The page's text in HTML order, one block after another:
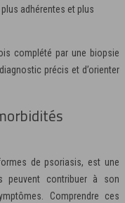
adhérentes et plus
complété par une biopsie
précis et d’orienter
de psoriasis, est une
peuvent contribuer à son
Comprendre ces